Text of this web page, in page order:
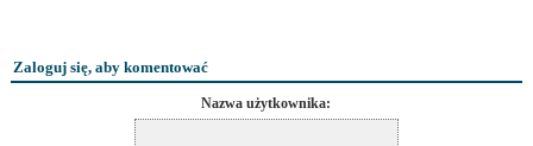
Zaloguj się, aby komentować
Nazwa użytkownika: